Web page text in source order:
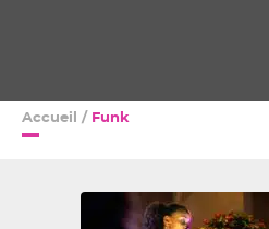
Accueil / Funk